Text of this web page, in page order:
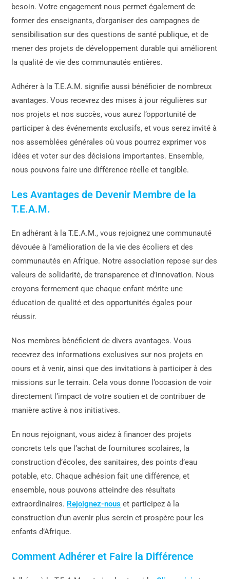
besoin. Votre engagement nous permet également de
former des enseignants, d’organiser des campagnes de
sensibilisation sur des questions de santé publique, et de
mener des projets de développement durable qui améliorent
la qualité de vie des communautés entières.
Adhérer à la T.E.A.M. signifie aussi bénéficier de nombreux
avantages. Vous recevrez des mises à jour régulières sur
nos projets et nos succès, vous aurez l’opportunité de
participer à des événements exclusifs, et vous serez invité à
nos assemblées générales où vous pourrez exprimer vos
idées et voter sur des décisions importantes. Ensemble,
nous pouvons faire une différence réelle et tangible.
Les Avantages de Devenir Membre de la
T.E.A.M.
En adhérant à la T.E.A.M., vous rejoignez une communauté
dévouée à l’amélioration de la vie des écoliers et des
communautés en Afrique. Notre association repose sur des
valeurs de solidarité, de transparence et d’innovation. Nous
croyons fermement que chaque enfant mérite une
éducation de qualité et des opportunités égales pour
réussir.
Nos membres bénéficient de divers avantages. Vous
recevrez des informations exclusives sur nos projets en
cours et à venir, ainsi que des invitations à participer à des
missions sur le terrain. Cela vous donne l’occasion de voir
directement l’impact de votre soutien et de contribuer de
manière active à nos initiatives.
En nous rejoignant, vous aidez à financer des projets
concrets tels que l’achat de fournitures scolaires, la
construction d’écoles, des sanitaires, des points d’eau
potable, etc. Chaque adhésion fait une différence, et
ensemble, nous pouvons atteindre des résultats
extraordinaires. Rejoignez-nous et participez à la
construction d’un avenir plus serein et prospère pour les
enfants d’Afrique.
Comment Adhérer et Faire la Différence